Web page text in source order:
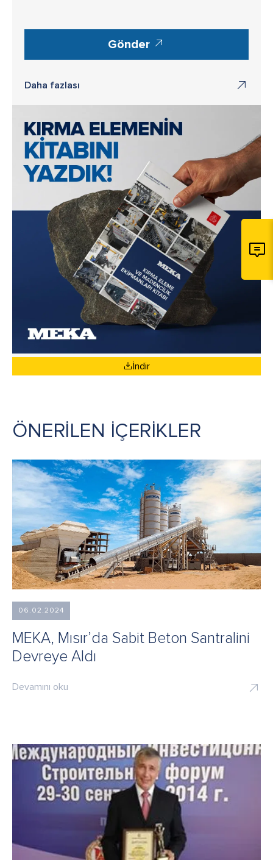
Gönder
Daha fazlası
İndir
ÖNERİLEN İÇERİKLER
06.02.2024
MEKA, Mısır’da Sabit Beton Santralini
Devreye Aldı
Devamını oku